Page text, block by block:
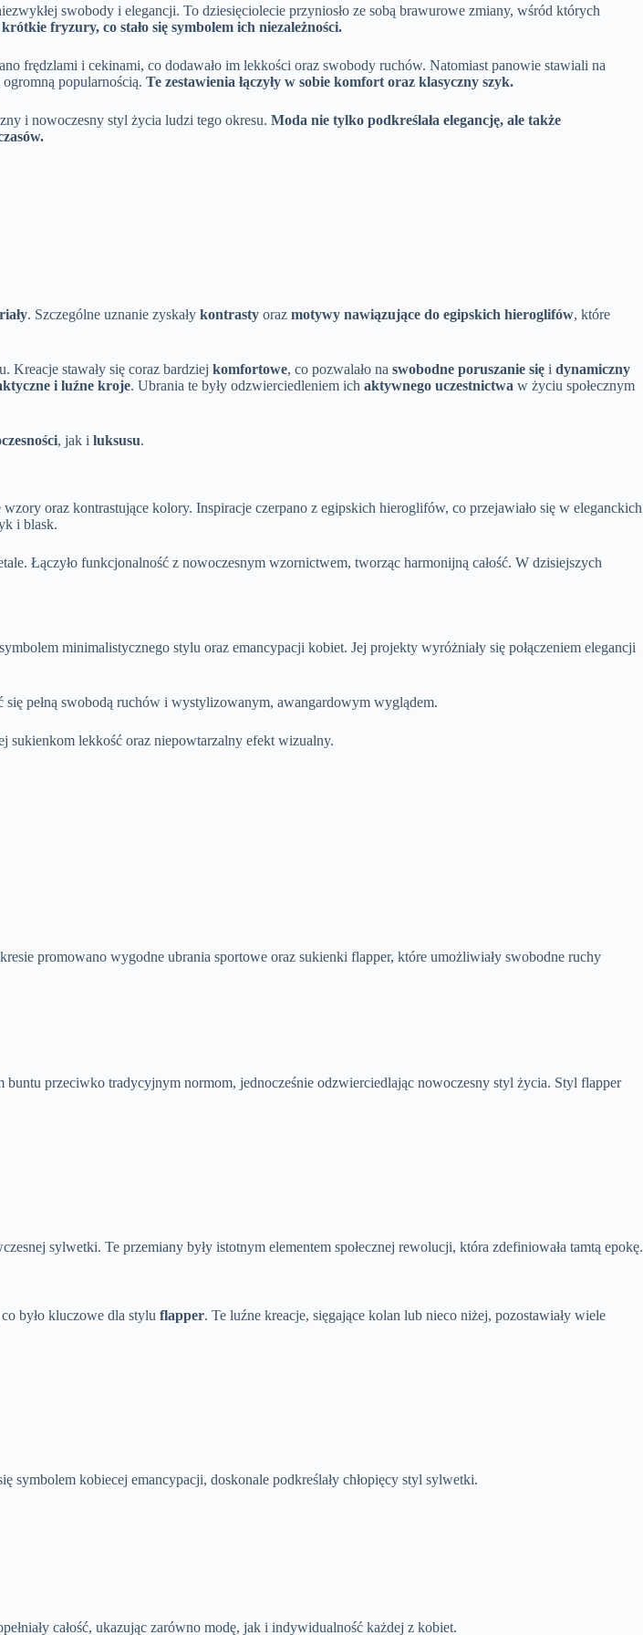
swobody i elegancji. To dziesięciolecie przyniosło ze sobą brawurowe zmiany, wśród których
fryzury, co stało się symbolem ich niezależności.
frędzlami i cekinami, co dodawało im lekkości oraz swobody ruchów. Natomiast panowie stawiali na
ogromną popularnością. Te zestawienia łączyły w sobie komfort oraz klasyczny szyk.
i nowoczesny styl życia ludzi tego okresu. Moda nie tylko podkreślała elegancję, ale także
. Szczególne uznanie zyskały kontrasty oraz motywy nawiązujące do egipskich hieroglifów, które
Kreacje stawały się coraz bardziej komfortowe, co pozwalało na swobodne poruszanie się i dynamiczny
i luźne kroje. Ubrania te były odzwierciedleniem ich aktywnego uczestnictwa w życiu społecznym
, jak i luksusu.
oraz kontrastujące kolory. Inspiracje czerpano z egipskich hieroglifów, co przejawiało się w eleganckich
i blask.
Łączyło funkcjonalność z nowoczesnym wzornictwem, tworząc harmonijną całość. W dzisiejszych
symbolem minimalistycznego stylu oraz emancypacji kobiet. Jej projekty wyróżniały się połączeniem elegancji
się pełną swobodą ruchów i wystylizowanym, awangardowym wyglądem.
sukienkom lekkość oraz niepowtarzalny efekt wizualny.
promowano wygodne ubrania sportowe oraz sukienki flapper, które umożliwiały swobodne ruchy
buntu przeciwko tradycyjnym normom, jednocześnie odzwierciedlając nowoczesny styl życia. Styl flapper
sylwetki. Te przemiany były istotnym elementem społecznej rewolucji, która zdefiniowała tamtą epokę.
było kluczowe dla stylu flapper. Te luźne kreacje, sięgające kolan lub nieco niżej, pozostawiały wiele
symbolem kobiecej emancypacji, doskonale podkreślały chłopięcy styl sylwetki.
całość, ukazując zarówno modę, jak i indywidualność każdej z kobiet.